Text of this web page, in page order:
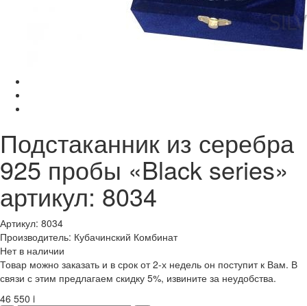
Подстаканник из серебра
925 пробы «Black series»
артикул: 8034
Артикул: 8034
Производитель: Кубачинский Комбинат
Нет в наличии
Товар можно заказать и в срок от 2-х недель он поступит к Вам. В
связи с этим предлагаем скидку 5%, извините за неудобства.
46 550 i